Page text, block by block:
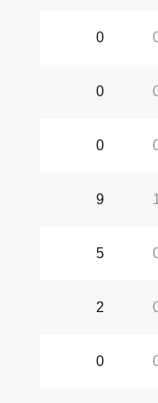
0
0
0
1
9
5
2
0